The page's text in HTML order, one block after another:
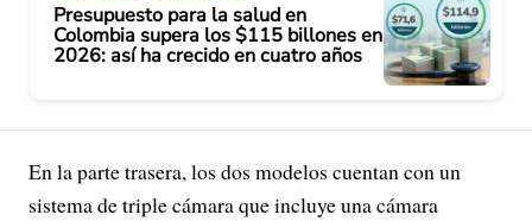
Presupuesto para la salud en
Colombia supera los $115 billones en
2026: así ha crecido en cuatro años
En la parte trasera, los dos modelos cuentan con un
sistema de triple cámara que incluye una cámara